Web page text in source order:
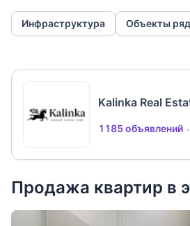
бассейном создают
жизни в престижной локации
Идеальный вариант для
ликвидную недвижимость.
Инфраструктура Объекты
Kalinka Real
1185 объявлений
Продажа квартир в